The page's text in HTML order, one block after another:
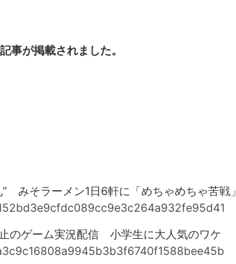
事が掲載されました。
みそラーメン1日6軒に「めちゃめちゃ苦戦」
のゲーム実況配信 小学生に大人気のワケ